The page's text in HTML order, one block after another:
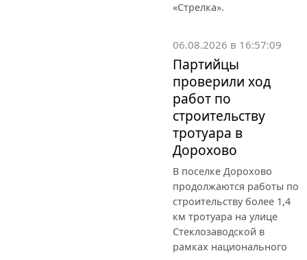
«Стрелка».
06.08.2026 в 16:57:09
Партийцы
проверили ход
работ по
строительству
тротуара в
Дорохово
В поселке Дорохово
продолжаются работы по
строительству более 1,4
км тротуара на улице
Стеклозаводской в
рамках национального